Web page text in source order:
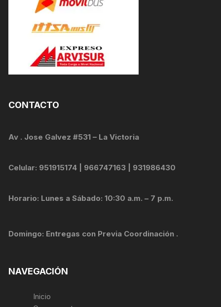
CONTACTO
Av . Jose Galvez #531 – La Victoria
Celular: 951915174 | 966747163 | 931986430
Horario: Lunes a Sábado: 10:30 a.m. – 7 p.m.
Domingo: Entregas con Previa Coordinación .
NAVEGACIÓN
Inicio